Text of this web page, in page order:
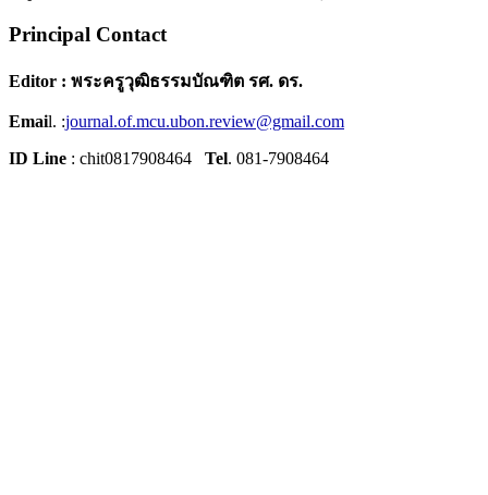
Principal Contact
Editor : พระครูวุฒิธรรมบัณฑิต รศ. ดร.
Email. :journal.of.mcu.ubon.review@gmail.com
ID Line : chit0817908464 Tel. 081-7908464